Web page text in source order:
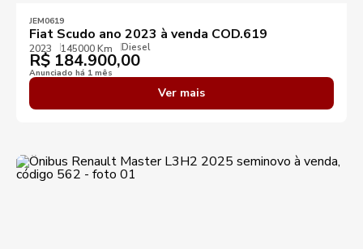
JEM0619
Fiat Scudo ano 2023 à venda COD.619
2023 145000 Km Diesel
R$ 184.900,00
Anunciado há 1 mês
Ver mais